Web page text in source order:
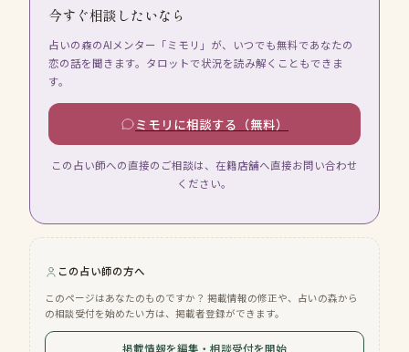
今すぐ相談したいなら
占いの森のAIメンター「ミモリ」が、いつでも無料であなたの
恋の話を聞きます。タロットで状況を読み解くこともできま
す。
ミモリに相談する（無料）
この占い師への直接のご相談は、在籍店舗へ直接お問い合わせ
ください。
この占い師の方へ
このページはあなたのものですか？ 掲載情報の修正や、占いの森から
の相談受付を始めたい方は、掲載者登録ができます。
掲載情報を編集・相談受付を開始